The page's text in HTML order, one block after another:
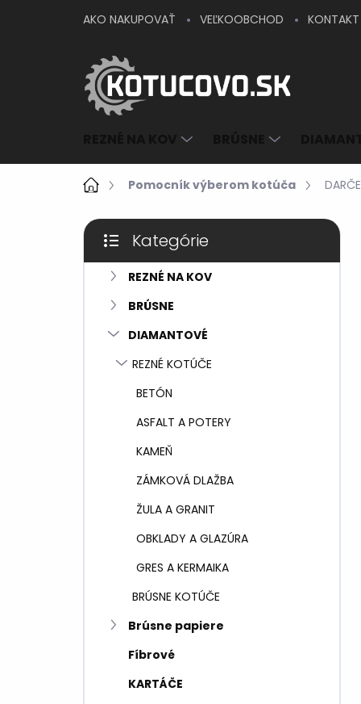
AKO NAKUPOVAŤ VEĽKOOBCHOD KONTAKT
DomovPomocník výberom kotúča
B
č
Preskočiť
kategórie
Kategórie
REZNÉ NA KOV
BRÚSNE
DIAMANTOVÉ
REZNÉ KOTÚČE
BETÓN
ASFALT A POTERY
KAMEŇ
ZÁMKOVÁ DLAŽBA
ŽULA A GRANIT
OBKLADY A GLAZÚRA
GRES A KERMAIKA
BRÚSNE KOTÚČE
Brúsne papiere
Fíbrové
KARTÁČE